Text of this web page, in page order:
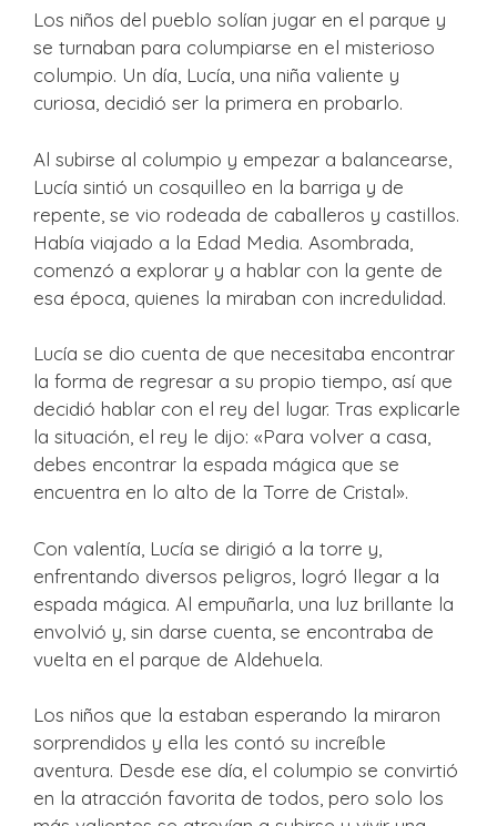
Los niños del pueblo solían jugar en el parque y
se turnaban para columpiarse en el misterioso
columpio. Un día, Lucía, una niña valiente y
curiosa, decidió ser la primera en probarlo.
Al subirse al columpio y empezar a balancearse,
Lucía sintió un cosquilleo en la barriga y de
repente, se vio rodeada de caballeros y castillos.
Había viajado a la Edad Media. Asombrada,
comenzó a explorar y a hablar con la gente de
esa época, quienes la miraban con incredulidad.
Lucía se dio cuenta de que necesitaba encontrar
la forma de regresar a su propio tiempo, así que
decidió hablar con el rey del lugar. Tras explicarle
la situación, el rey le dijo: «Para volver a casa,
debes encontrar la espada mágica que se
encuentra en lo alto de la Torre de Cristal».
Con valentía, Lucía se dirigió a la torre y,
enfrentando diversos peligros, logró llegar a la
espada mágica. Al empuñarla, una luz brillante la
envolvió y, sin darse cuenta, se encontraba de
vuelta en el parque de Aldehuela.
Los niños que la estaban esperando la miraron
sorprendidos y ella les contó su increíble
aventura. Desde ese día, el columpio se convirtió
en la atracción favorita de todos, pero solo los